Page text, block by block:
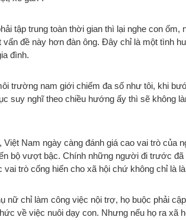
tập trung toàn thời gian thì lại nghe con
vấn đề này hơn đàn ông. Đây chỉ là một tình
đình.
trường nam giới chiếm đa số như tôi, khi
suy nghĩ theo chiều hướng ấy thì sẽ không
Việt Nam ngày càng đánh giá cao vai trò của
bộ vượt bậc. Chính những người đi trước
trò cống hiến cho xã hội chứ không chỉ là
nữ chỉ làm công việc nội trợ, họ buộc phải
về việc nuôi dạy con. Nhưng nếu họ ra xã